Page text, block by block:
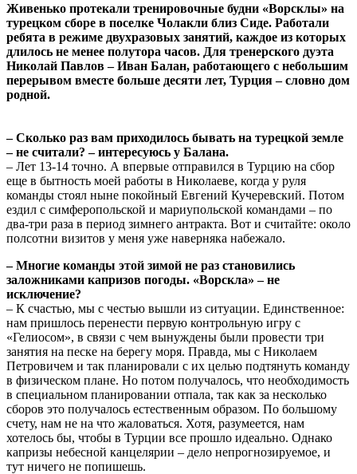
Живенько протекали тренировочные будни «Ворсклы» на
турецком сборе в поселке Чолакли близ Сиде. Работали
ребята в режиме двухразовых занятий, каждое из которых
длилось не менее полутора часов. Для тренерского дуэта
Николай Павлов – Иван Балан, работающего с небольшим
перерывом вместе больше десяти лет, Турция – словно дом
родной.
– Сколько раз вам приходилось бывать на турецкой земле
– не считали? – интересуюсь у Балана.
– Лет 13-14 точно. А впервые отправился в Турцию на сбор
еще в бытность моей работы в Николаеве, когда у руля
команды стоял ныне покойный Евгений Кучеревский. Потом
ездил с симферопольской и мариупольской командами – по
два-три раза в период зимнего антракта. Вот и считайте: около
полсотни визитов у меня уже наверняка набежало.
– Многие команды этой зимой не раз становились
заложниками капризов погоды. «Ворскла» – не
исключение?
– К счастью, мы с честью вышли из ситуации. Единственное:
нам пришлось перенести первую контрольную игру с
«Гелиосом», в связи с чем вынуждены были провести три
занятия на песке на берегу моря. Правда, мы с Николаем
Петровичем и так планировали с их целью подтянуть команду
в физическом плане. Но потом получалось, что необходимость
в специальном планировании отпала, так как за несколько
сборов это получалось естественным образом. По большому
счету, нам не на что жаловаться. Хотя, разумеется, нам
хотелось бы, чтобы в Турции все прошло идеально. Однако
капризы небесной канцелярии – дело непрогнозируемое, и
тут ничего не попишешь.